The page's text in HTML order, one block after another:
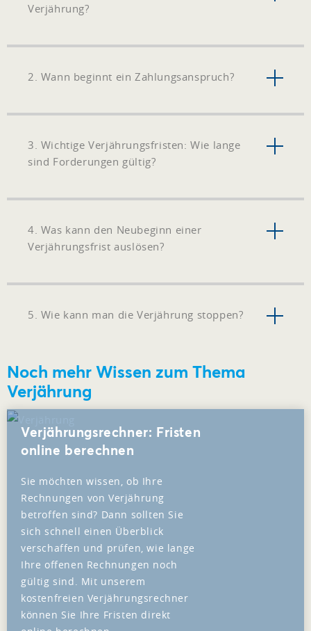
Verjährung?
2. Wann beginnt ein Zahlungsanspruch?
3. Wichtige Verjährungsfristen: Wie lange
sind Forderungen gültig?
4. Was kann den Neubeginn einer
Verjährungsfrist auslösen?
5. Wie kann man die Verjährung stoppen?
Noch mehr Wissen zum Thema
Verjährung
Verjährungsrechner: Fristen
online berechnen
Sie möchten wissen, ob Ihre
Rechnungen von Verjährung
betroffen sind? Dann sollten Sie
sich schnell einen Überblick
verschaffen und prüfen, wie lange
Ihre offenen Rechnungen noch
gültig sind. Mit unserem
kostenfreien Verjährungsrechner
können Sie Ihre Fristen direkt